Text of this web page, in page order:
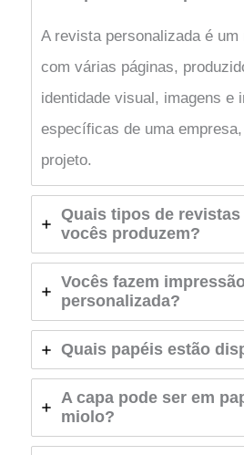
A revista personalizada é
com várias páginas,
identidade visual, imagens e
específicas de uma
projeto.
Quais tipos de
vocês produzem?
Vocês fazem
personalizada?
Quais papéis estão
A capa pode ser em
miolo?